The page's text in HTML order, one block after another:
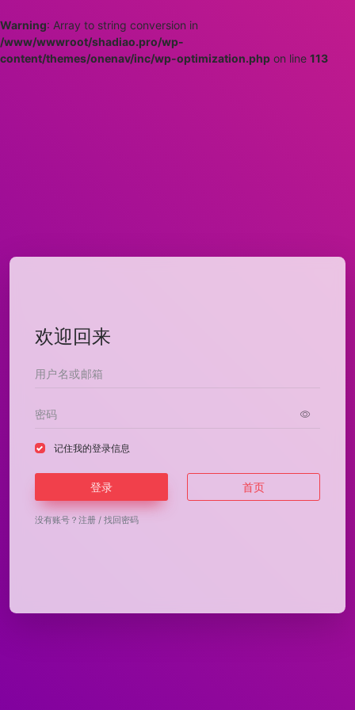
Warning: Array to string conversion in
/www/wwwroot/shadiao.pro/wp-
content/themes/onenav/inc/wp-optimization.php on line 113
欢迎回来
记住我的登录信息
登录 首页
没有账号？ 注册 / 找回密码